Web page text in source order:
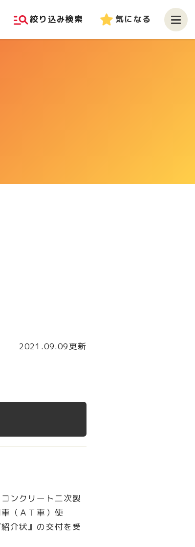
star気になる
manage_search絞り込み検索
2021.09.09更新
ンクリート二次製
（ＡＴ車）使
状』の交付を受